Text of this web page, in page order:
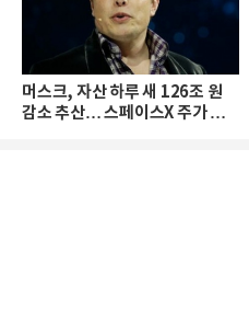
머스크, 자산 하루 새 126조 원
감소 추산… 스페이스X 주가 하